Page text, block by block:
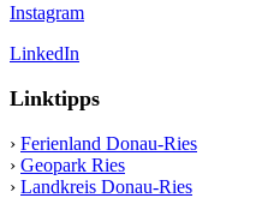
Instagram
LinkedIn
Linktipps
› Ferienland Donau-Ries
› Geopark Ries
› Landkreis Donau-Ries